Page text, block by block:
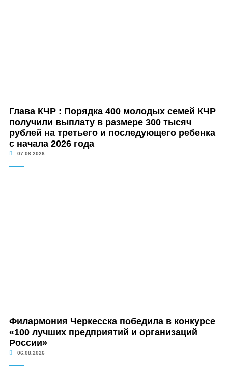
Глава КЧР : Порядка 400 молодых семей КЧР
получили выплату в размере 300 тысяч
рублей на третьего и последующего ребенка
с начала 2026 года
07.08.2026
Филармония Черкесска победила в конкурсе
«100 лучших предприятий и организаций
России»
06.08.2026